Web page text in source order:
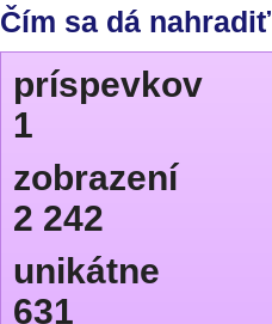
Čím sa dá
príspevkov
1
zobrazení
2 242
unikátne
631